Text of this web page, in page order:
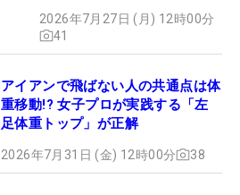
2026年7月27日 (月) 12時00分
41
アイアンで飛ばない人の共通点は体
重移動!? 女子プロが実践する「左
足体重トップ」が正解
2026年7月31日 (金) 12時00分 38